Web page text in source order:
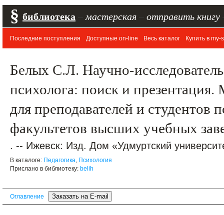
§ библиотека мастерская отправить книгу
Последние поступления Доступные on-line Весь каталог Купить в my-
Белых С.Л. Научно-
психолога: поиск и
для преподавателей и студентов
факультетов высших учебных
. -- Ижевск: Изд. Дом «Удмуртский
В каталоге: Педагогика, Психология
Прислано в библиотеку: belih
Оглавление